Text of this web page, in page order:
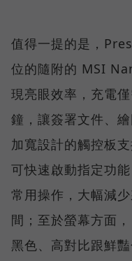
值得一提的是，
位的隨附的 MSI
現亮眼效率，充電
鐘，讓簽署文件、
加寬設計的觸控板
可快速啟動指定功
常用操作，大幅減
間；至於螢幕方面
黑色、高對比跟鮮